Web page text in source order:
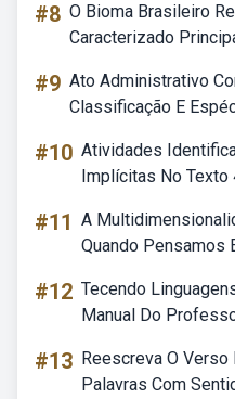
#8 O Bioma Brasileiro
Caracterizado
#9 Ato Administrativo
Classificação E
#10 Atividades
Implícitas No Texto
#11 A
Quando Pensamos
#12 Tecendo
Manual Do
#13 Reescreva O
Palavras Com